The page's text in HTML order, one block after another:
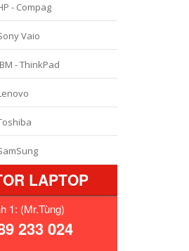
- Compag
Vaio
- ThinkPad
LAPTOP
1: (Mr.Tùng)
233 024